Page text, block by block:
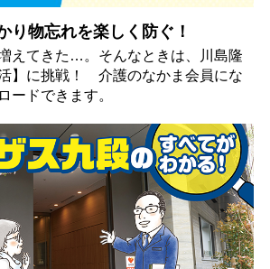
り物忘れを楽しく防ぐ！
えてきた…。そんなときは、川島隆
】に挑戦！ 介護のなかま会員にな
ードできます。